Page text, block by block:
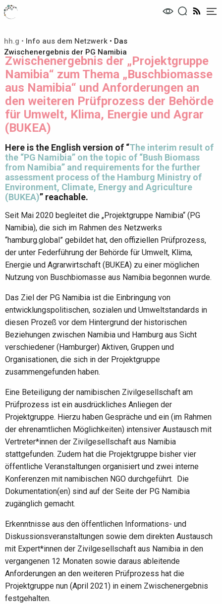
hh.g • Info aus dem Netzwerk • Das
Zwischenergebnis der PG Namibia
Zwischenergebnis der „Projektgruppe
Namibia“ zum Thema „Buschbiomasse
aus Namibia“ und Anforderungen an
den weiteren Prüfprozess der Behörde
für Umwelt, Klima, Energie und Agrar
(BUKEA)
Here is the English version of “The interim result of
the “PG Namibia” on the topic of “Bush Biomass
from Namibia” and requirements for the further
assessment process of the Hamburg Ministry of
Environment, Climate, Energy and Agriculture
(BUKEA)” reachable.
Seit Mai 2020 begleitet die „Projektgruppe Namibia“ (PG
Namibia), die sich im Rahmen des Netzwerks
“hamburg.global” gebildet hat, den offiziellen Prüfprozess,
der unter Federführung der Behörde für Umwelt, Klima,
Energie und Agrarwirtschaft (BUKEA) zu einer möglichen
Nutzung von Buschbiomasse aus Namibia begonnen wurde.
Das Ziel der PG Namibia ist die Einbringung von
entwicklungspolitischen, sozialen und Umweltstandards in
diesen Prozeß vor dem Hintergrund der historischen
Beziehungen zwischen Namibia und Hamburg aus Sicht
verschiedener (Hamburger) Aktiven, Gruppen und
Organisationen, die sich in der Projektgruppe
zusammengefunden haben.
Eine Beteiligung der namibischen Zivilgesellschaft am
Prüfprozess ist ein ausdrückliches Anliegen der
Projektgruppe. Hierzu haben Gespräche und ein (im Rahmen
der ehrenamtlichen Möglichkeiten) intensiver Austausch mit
Vertreter*innen der Zivilgesellschaft aus Namibia
stattgefunden. Zudem hat die Projektgruppe bisher vier
öffentliche Veranstaltungen organisiert und zwei interne
Konferenzen mit namibischen NGO durchgeführt. Die
Dokumentation(en) sind auf der Seite der PG Namibia
zugänglich gemacht.
Erkenntnisse aus den öffentlichen Informations- und
Diskussionsveranstaltungen sowie dem direkten Austausch
mit Expert*innen der Zivilgesellschaft aus Namibia in den
vergangenen 12 Monaten sowie daraus ableitende
Anforderungen an den weiteren Prüfprozess hat die
Projektgruppe nun (April 2021) in einem Zwischenergebnis
festgehalten.